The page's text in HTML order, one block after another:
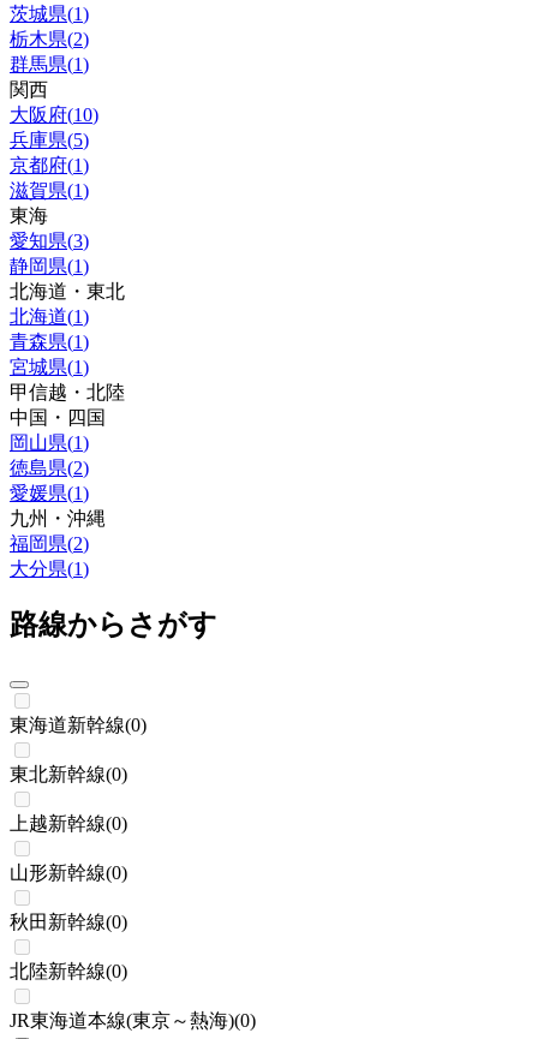
茨城県(1)
栃木県(2)
群馬県(1)
関西
大阪府(10)
兵庫県(5)
京都府(1)
滋賀県(1)
東海
愛知県(3)
静岡県(1)
北海道・東北
北海道(1)
青森県(1)
宮城県(1)
甲信越・北陸
中国・四国
岡山県(1)
徳島県(2)
愛媛県(1)
九州・沖縄
福岡県(2)
大分県(1)
路線からさがす
東海道新幹線(0)
東北新幹線(0)
上越新幹線(0)
山形新幹線(0)
秋田新幹線(0)
北陸新幹線(0)
JR東海道本線(東京～熱海)(0)